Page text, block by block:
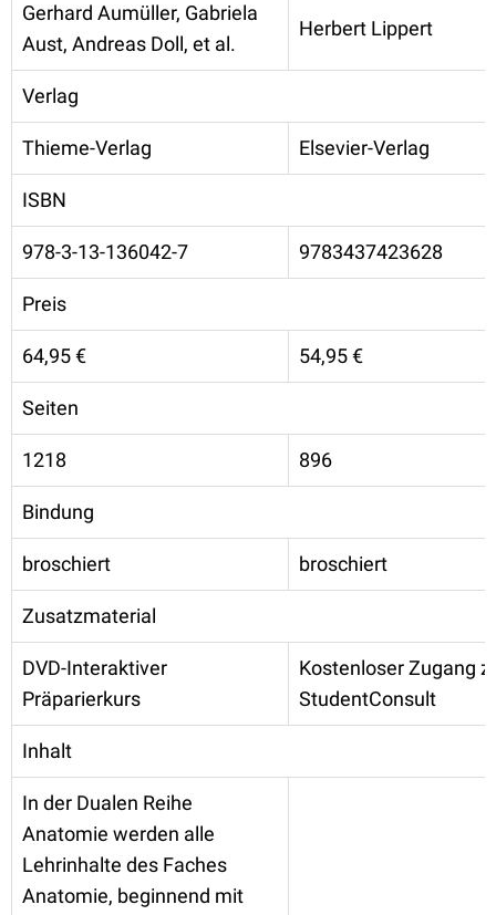
Gerhard Aumüller, Gabriela
Aust, Andreas Doll, et al.
Herbert Lippert
Verlag
Thieme-Verlag Elsevier-Verlag
ISBN
978-3-13-136042-7 9783437423628
Preis
64,95 € 54,95 €
Seiten
1218 896
Bindung
broschiert broschiert
Zusatzmaterial
DVD-Interaktiver
Präparierkurs
Kostenloser Zugang
StudentConsult
Inhalt
In der Dualen Reihe
Anatomie werden alle
Lehrinhalte des Faches
Anatomie, beginnend mit